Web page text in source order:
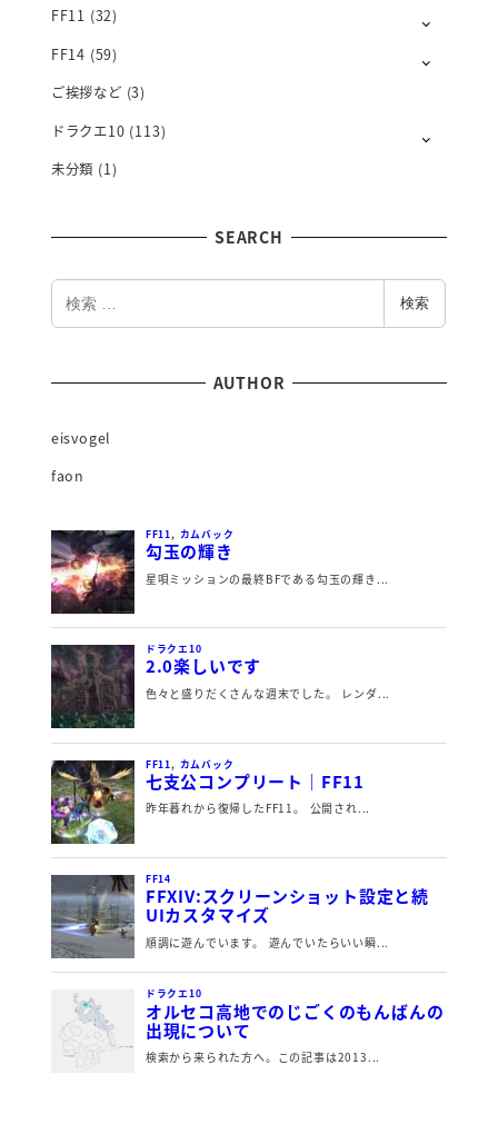
Y
FF11 (32)
FF14 (59)
ご挨拶など (3)
ドラクエ10 (113)
未分類 (1)
SEARCH
検索
AUTHOR
eisvogel
faon